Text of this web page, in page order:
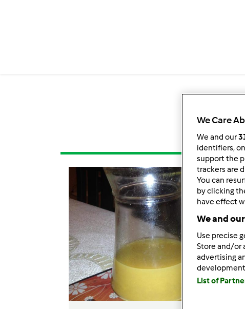
We Care
We and our
identifiers,
support the
trackers are
You can
by clicking
have effect
We and
Use precise
Store and/or
advertising
List of